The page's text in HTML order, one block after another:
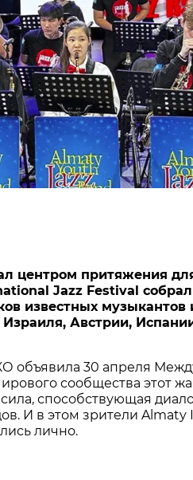
центром притяжения
Jazz Festival
известных музыкантов
Израиля, Австрии,
объявила 30 апреля
сообщества этот
способствующая
И в этом зрители Almaty
лично.